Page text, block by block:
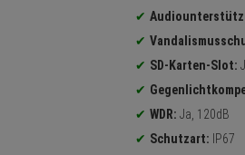
SD-Karten-Slot:
WDR: Ja, 120dB
Schutzart: IP67